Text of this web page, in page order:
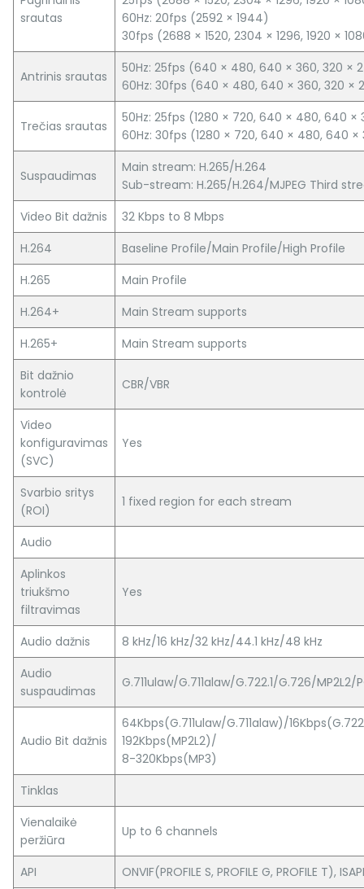
srautas
60Hz: 20fps (2592 × 1944)
30fps (2688 × 1520, 2304 × 1296, 1920 ×
Antrinis srautas
50Hz: 25fps (640 × 480, 640 × 360, 320 ×
60Hz: 30fps (640 × 480, 640 × 360, 320 ×
Trečias srautas
50Hz: 25fps (1280 × 720, 640 × 480, 640 ×
60Hz: 30fps (1280 × 720, 640 × 480, 640
Suspaudimas
Main stream: H.265/H.264
Sub-stream: H.265/H.264/MJPEG Third
Video Bit dažnis
32 Kbps to 8 Mbps
H.264
Baseline Profile/Main Profile/High Profile
H.265
Main Profile
H.264+
Main Stream supports
H.265+
Main Stream supports
Bit dažnio
kontrolė
CBR/VBR
Video
konfiguravimas
(SVC)
Yes
Svarbio sritys
(ROI)
1 fixed region for each stream
Audio
Aplinkos
triukšmo
filtravimas
Yes
Audio dažnis
8 kHz/16 kHz/32 kHz/44.1 kHz/48 kHz
Audio
suspaudimas
G.711ulaw/G.711alaw/G.722.1/G.726/MP2L2/
Audio Bit dažnis
64Kbps(G.711ulaw/G.711alaw)/
192Kbps(MP2L2)/
8-320Kbps(MP3)
Tinklas
Vienalaikė
peržiūra
Up to 6 channels
API ONVIF(PROFILE S, PROFILE G, PROFILE T),